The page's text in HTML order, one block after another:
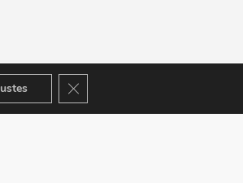
Cerrar el banner de cookies RGPD